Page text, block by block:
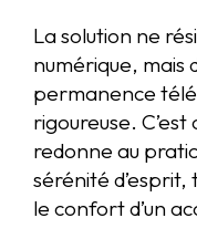
La solution ne
numérique, mais
permanence
rigoureuse.
redonne au
sérénité
le confort d’un